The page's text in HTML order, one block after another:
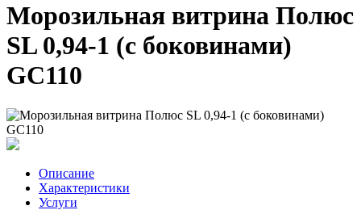
Морозильная витрина Полюс
SL 0,94-1 (с боковинами)
GC110
Описание
Характеристики
Услуги